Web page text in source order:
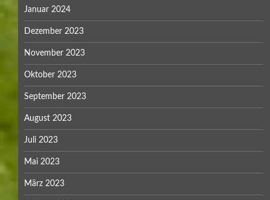
Januar 2024
Dezember 2023
November 2023
Oktober 2023
September 2023
August 2023
Juli 2023
Mai 2023
März 2023